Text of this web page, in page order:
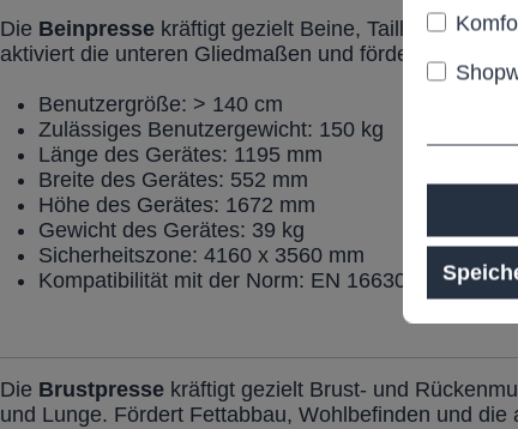
Die Beinpresse kräftigt gezielt Beine, Taille, Gesäß
aktiviert die unteren Gliedmaßen und fördert den
Benutzergröße: > 140 cm
Zulässiges Benutzergewicht: 150 kg
Länge des Gerätes: 1195 mm
Breite des Gerätes: 552 mm
Höhe des Gerätes: 1672 mm
Gewicht des Gerätes: 39 kg
Sicherheitszone: 4160 x 3560 mm
Kompatibilität mit der Norm: EN 16630:2015
Die Brustpresse kräftigt gezielt Brust- und
und Lunge. Fördert Fettabbau, Wohlbefinden und die